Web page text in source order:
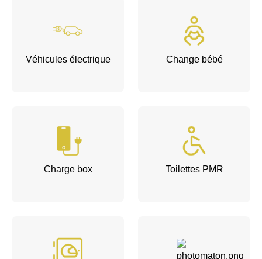
Véhicules électrique Change bébé
Charge box Toilettes PMR